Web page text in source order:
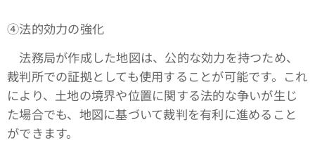
④法的効力の強化
法務局が作成した地図は、公的な効力を持つため、
裁判所での証拠としても使用することが可能です。これ
により、土地の境界や位置に関する法的な争いが生じ
た場合でも、地図に基づいて裁判を有利に進めること
ができます。